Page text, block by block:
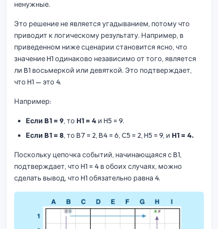
ненужные.
Это решение не является угадыванием, потому что
приводит к логическому результату. Например, в
приведенном ниже сценарии становится ясно, что
значение H1 одинаково независимо от того, является
ли B1 восьмеркой или девяткой. Это подтверждает,
что H1 — это 4.
Например:
Если B1 = 9, то H1 = 4 и H5 = 9.
Если B1 = 8, то B7 = 2, B4 = 6, C5 = 2, H5 = 9, и H1 = 4.
Поскольку цепочка событий, начинающаяся с B1,
подтверждает, что H1 = 4 в обоих случаях, можно
сделать вывод, что H1 обязательно равна 4.